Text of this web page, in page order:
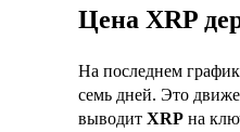
Цена XRP
На последнем
семь дней. Это
выводит XRP на